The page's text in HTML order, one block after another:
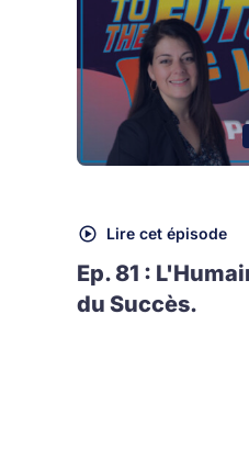
Lire cet épisode
Ep. 81 :
du Succès.